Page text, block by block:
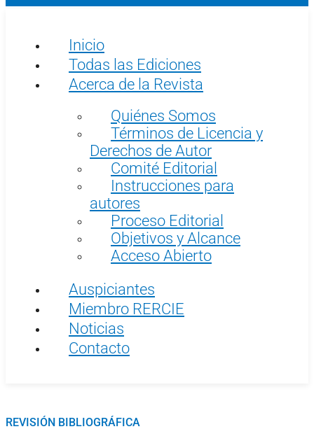
Inicio
Todas las Ediciones
Acerca de la Revista
Quiénes Somos
Términos de Licencia y
Derechos de Autor
Comité Editorial
Instrucciones para
autores
Proceso Editorial
Objetivos y Alcance
Acceso Abierto
Auspiciantes
Miembro RERCIE
Noticias
Contacto
REVISIÓN BIBLIOGRÁFICA